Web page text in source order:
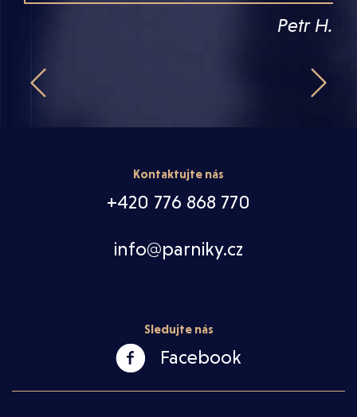
Petr H.
 
Kontaktujte nás
+420 776 868 770
info@parniky.cz
Sledujte nás
Facebook